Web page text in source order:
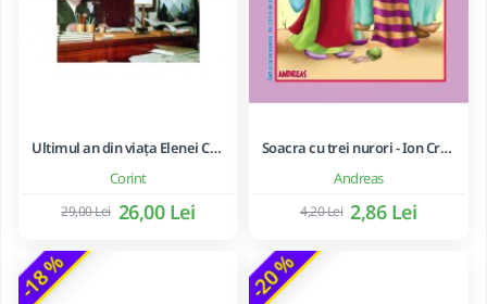
Corint
Ultimul an din viața Elenei Ceaușescu - LAVINIA BETEA
26,00 Lei
29,00 Lei
Andreas
Soacra cu trei nurori - Ion Creanga
2,86 Lei
4,20 Lei
-18 % -20 %